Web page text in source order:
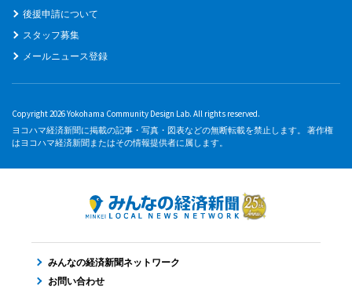
後援申請について
スタッフ募集
メールニュース登録
Copyright 2026 Yokohama Community Design Lab. All rights reserved.
ヨコハマ経済新聞に掲載の記事・写真・図表などの無断転載を禁止します。 著作権
はヨコハマ経済新聞またはその情報提供者に属します。
みんなの経済新聞ネットワーク
お問い合わせ